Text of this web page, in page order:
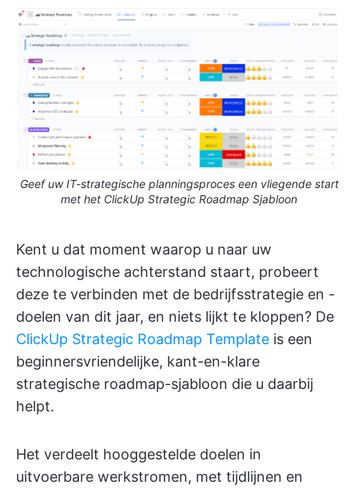
Geef uw IT-strategische planningsproces een vliegende start
met het ClickUp Strategic Roadmap Sjabloon
Kent u dat moment waarop u naar uw
technologische achterstand staart, probeert
deze te verbinden met de bedrijfsstrategie en -
doelen van dit jaar, en niets lijkt te kloppen? De
ClickUp Strategic Roadmap Template is een
beginnersvriendelijke, kant-en-klare
strategische roadmap-sjabloon die u daarbij
helpt.
Het verdeelt hooggestelde doelen in
uitvoerbare werkstromen, met tijdlijnen en